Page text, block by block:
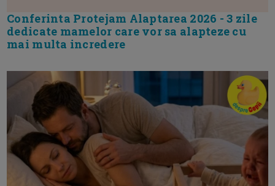
Conferinta Protejam Alaptarea 2026 - 3 zile
dedicate mamelor care vor sa alapteze cu
mai multa incredere